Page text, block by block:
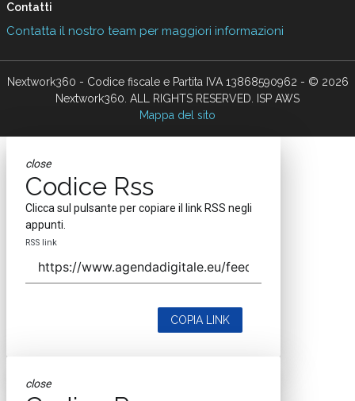
Contatti
Contatta il nostro team per maggiori informazioni
Nextwork360 - Codice fiscale e Partita IVA 13868590962 - © 2026
Nextwork360. ALL RIGHTS RESERVED. ISP AWS
Mappa del sito
close
Codice Rss
Clicca sul pulsante per copiare il link RSS negli
appunti.
RSS link
COPIA LINK
close